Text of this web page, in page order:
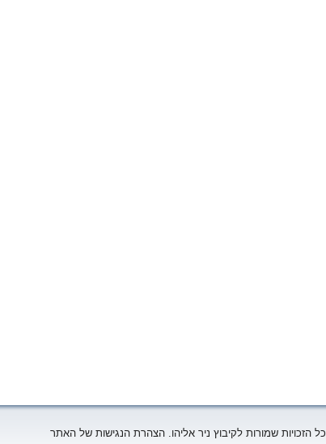
כל הזכויות שמורות לקיבוץ ניר אליהו. הצהרת הנגישות של האתר